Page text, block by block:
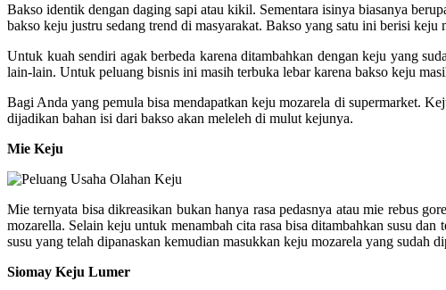
Bakso identik dengan daging sapi atau kikil. Sementara isinya biasanya
bakso keju justru sedang trend di masyarakat. Bakso yang satu ini berisi
Untuk kuah sendiri agak berbeda karena ditambahkan dengan keju yang
lain-lain. Untuk peluang bisnis ini masih terbuka lebar karena bakso keju
Bagi Anda yang pemula bisa mendapatkan keju mozarela di supermarket.
dijadikan bahan isi dari bakso akan meleleh di mulut kejunya.
Mie Keju
Mie ternyata bisa dikreasikan bukan hanya rasa pedasnya atau mie rebus
mozarella. Selain keju untuk menambah cita rasa bisa ditambahkan susu
susu yang telah dipanaskan kemudian masukkan keju mozarela yang sudah
Siomay Keju Lumer